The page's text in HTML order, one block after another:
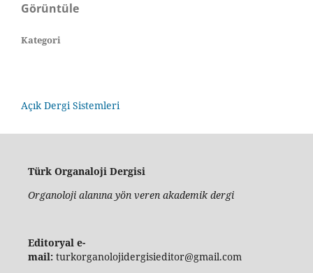
Görüntüle
Kategori
Açık Dergi Sistemleri
Türk Organaloji Dergisi
Organoloji alanına yön veren akademik dergi
Editoryal e-
mail:turkorganolojidergisieditor@gmail.com